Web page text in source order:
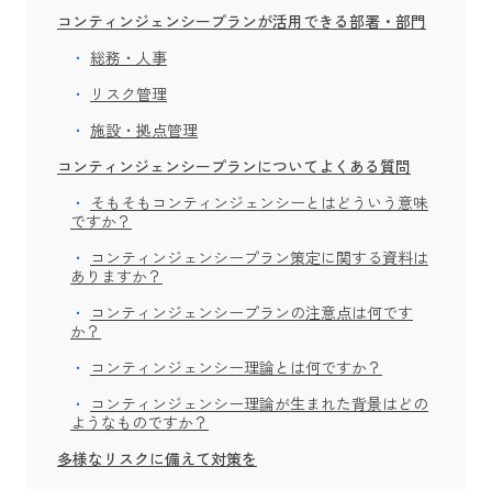
コンティンジェンシープランが活用できる部署・部門
総務・人事
リスク管理
施設・拠点管理
コンティンジェンシープランについてよくある質問
そもそもコンティンジェンシーとはどういう意味
ですか？
コンティンジェンシープラン策定に関する資料は
ありますか？
コンティンジェンシープランの注意点は何です
か？
コンティンジェンシー理論とは何ですか？
コンティンジェンシー理論が生まれた背景はどの
ようなものですか？
多様なリスクに備えて対策を